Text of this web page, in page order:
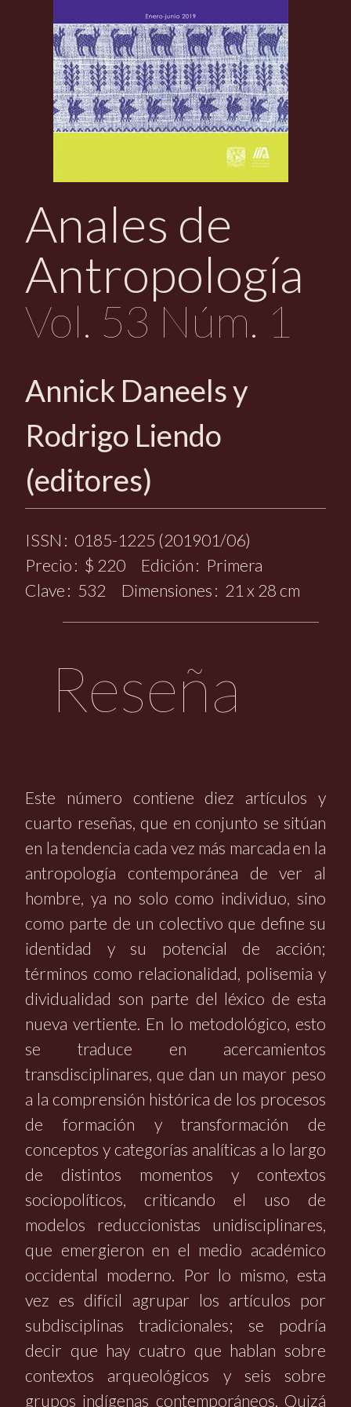
o
p
r
i
n
a
Anales de
Antropología
Vol. 53 Núm. 1
Annick Daneels y
Rodrigo Liendo
(editores)
ISSN
0185-1225 (201901/06)
Precio
$ 220 Edición
Primera
Clave
532 Dimensiones 21 x 28 cm
Reseña
Este número contiene diez artículos y
cuarto reseñas, que en conjunto se sitúan
en la tendencia cada vez más marcada en la
antropología contemporánea de ver al
hombre, ya no solo como individuo, sino
como parte de un colectivo que define su
identidad y su potencial de acción;
términos como relacionalidad, polisemia y
dividualidad son parte del léxico de esta
nueva vertiente. En lo metodológico, esto
se traduce en acercamientos
transdisciplinares, que dan un mayor peso
a la comprensión histórica de los procesos
de formación y transformación de
conceptos y categorías analíticas a lo largo
de distintos momentos y contextos
sociopolíticos, criticando el uso de
modelos reduccionistas unidisciplinares,
que emergieron en el medio académico
occidental moderno. Por lo mismo, esta
vez es difícil agrupar los artículos por
subdisciplinas tradicionales; se podría
decir que hay cuatro que hablan sobre
contextos arqueológicos y seis sobre
grupos indígenas contemporáneos. Quizá